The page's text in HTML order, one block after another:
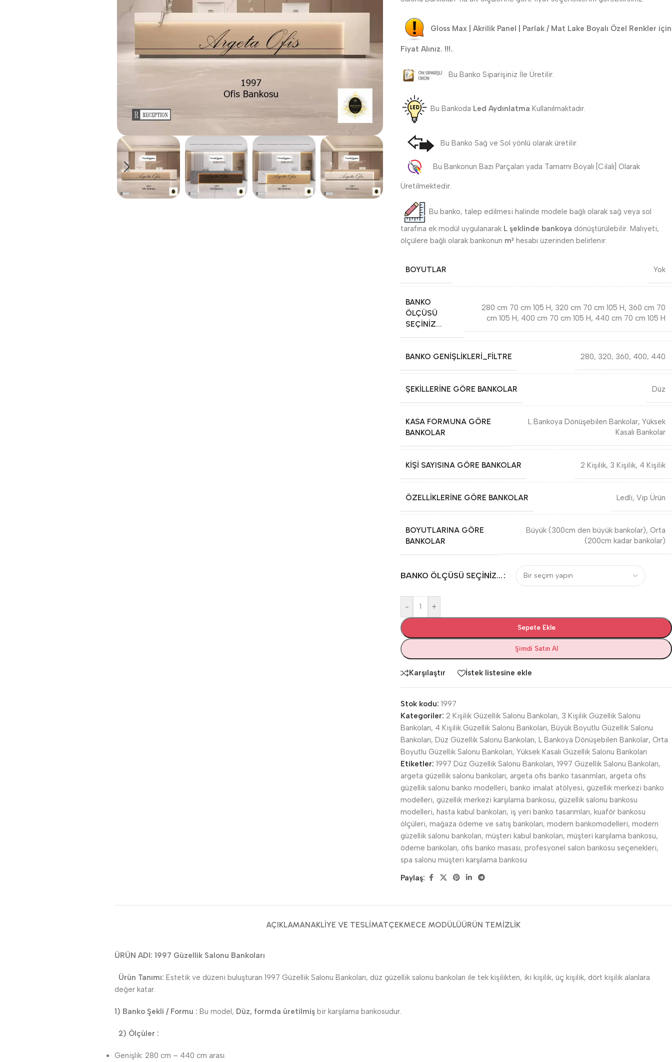
Gloss Max | Akrilik Panel | Parlak / Mat Lake Boyalı Özel Renkler için
Fiyat Alınız. !!!..
Bu Banko Siparişiniz İle Üretilir.
Bu Bankoda Led Aydınlatma Kullanılmaktadır.
Bu Banko Sağ ve Sol yönlü olarak üretilir.
Bu Bankonun Bazı Parçaları yada Tamamı Boyalı [Cilalı] Olarak
Üretilmektedir.
Bu banko, talep edilmesi halinde modele bağlı olarak sağ veya sol
tarafına ek modül uygulanarak L şeklinde bankoya dönüştürülebilir. Maliyeti,
ölçülere bağlı olarak bankonun m² hesabı üzerinden belirlenir.
BOYUTLAR Yok
BANKO
ÖLÇÜSÜ
SEÇINIZ...
280 cm 70 cm 105 H, 320 cm 70 cm 105 H, 360 cm 70
cm 105 H, 400 cm 70 cm 105 H, 440 cm 70 cm 105 H
BANKO GENIŞLIKLERI_FILTRE 280, 320, 360, 400, 440
ŞEKILLERINE GÖRE BANKOLAR Düz
KASA FORMUNA GÖRE
BANKOLAR
L Bankoya Dönüşebilen Bankolar,Yüksek
Kasalı Bankolar
KIŞI SAYISINA GÖRE BANKOLAR 2 Kişilik, 3 Kişilik, 4 Kişilik
ÖZELLIKLERINE GÖRE BANKOLAR Ledli,Vip Ürün
BOYUTLARINA GÖRE
BANKOLAR
Büyük (300cm den büyük bankolar),Orta
(200cm kadar bankolar)
BANKO ÖLÇÜSÜ SEÇINIZ...
- +
Sepete Ekle
Şimdi Satın Al
Karşılaştır İstek listesine ekle
Stok kodu:1997
Kategoriler: 2 Kişilik Güzellik Salonu Bankoları, 3 Kişilik Güzellik Salonu
Bankoları, 4 Kişilik Güzellik Salonu Bankoları, Büyük Boyutlu Güzellik Salonu
Bankoları, Düz Güzellik Salonu Bankoları, L Bankoya Dönüşebilen Bankolar, Orta
Boyutlu Güzellik Salonu Bankoları, Yüksek Kasalı Güzellik Salonu Bankoları
Etiketler: 1997 Düz Güzellik Salonu Bankoları, 1997 Güzellik Salonu Bankoları,
argeta güzellik salonu bankoları, argeta ofis banko tasarımları, argeta ofis
güzellik salonu banko modelleri, banko imalat atölyesi, güzellik merkezi banko
modelleri, güzellik merkezi karşılama bankosu, güzellik salonu bankosu
modelleri, hasta kabul bankoları, iş yeri banko tasarımları, kuaför bankosu
ölçüleri, mağaza ödeme ve satış bankoları, modern bankomodelleri, modern
güzellik salonu bankoları, müşteri kabul bankoları, müşteri karşılama bankosu,
ödeme bankoları, ofis banko masası, profesyonel salon bankosu seçenekleri,
spa salonu müşteri karşılama bankosu
Paylaş:
AÇIKLAMANAKLIYE VE TESLIMATÇEKMECE MODÜLÜÜRÜN TEMIZLIK
ÜRÜN ADI: 1997 Güzellik Salonu Bankoları
Ürün Tanımı: Estetik ve düzeni buluşturan 1997 Güzellik Salonu Bankoları, düz güzellik salonu bankoları ile tek kişilikten, iki kişilik, üç kişilik, dört kişilik alanlara
değer katar.
1) Banko Şekli / Formu : Bu model, Düz, formda üretilmiş bir karşılama bankosudur.
2) Ölçüler :
Genişlik: 280 cm – 440 cm arası.